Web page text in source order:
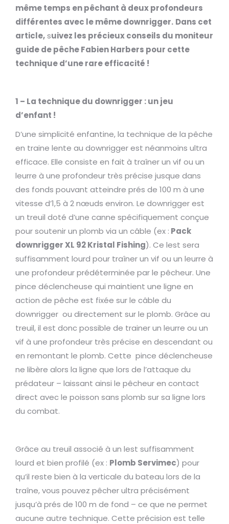
même temps en pêchant à deux profondeurs
différentes avec le même downrigger. Dans cet
article,suivez les précieux conseils du moniteur
guide de pêche Fabien Harbers pour cette
technique d’une rare efficacité !
1 – La technique du downrigger : un jeu
d’enfant !
D’une simplicité enfantine, la technique de la pêche
en traine lente au downrigger est néanmoins ultra
efficace. Elle consiste en fait à traîner un vif ou un
leurre à une profondeur très précise jusque dans
des fonds pouvant atteindre prés de 100 m à une
vitesse d’1,5 à 2 nœuds environ. Le downrigger est
un treuil doté d’une canne spécifiquement conçue
pour soutenir un plomb via un câble (ex : Pack
downrigger XL 92 Kristal Fishing). Ce lest sera
suffisamment lourd pour traîner un vif ou un leurre à
une profondeur prédéterminée par le pêcheur. Une
pince déclencheuse qui maintient une ligne en
action de pêche est fixée sur le câble du
downrigger ou directement sur le plomb. Grâce au
treuil, il est donc possible de trainer un leurre ou un
vif à une profondeur très précise en descendant ou
en remontant le plomb. Cette pince déclencheuse
ne libère alors la ligne que lors de l’attaque du
prédateur – laissant ainsi le pêcheur en contact
direct avec le poisson sans plomb sur sa ligne lors
du combat.
Grâce au treuil associé à un lest suffisamment
lourd et bien profilé (ex : Plomb Servimec) pour
qu’il reste bien à la verticale du bateau lors de la
traîne, vous pouvez pêcher ultra précisément
jusqu’à prés de 100 m de fond – ce que ne permet
aucune autre technique. Cette précision est telle